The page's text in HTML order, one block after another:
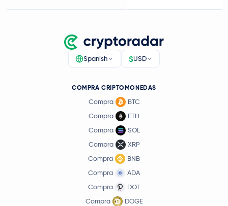
Spanish $USD
COMPRA CRIPTOMONEDAS
Compra
BTC
Compra
ETH
Compra
SOL
Compra
XRP
Compra
BNB
Compra
ADA
Compra
DOT
Compra
DOGE